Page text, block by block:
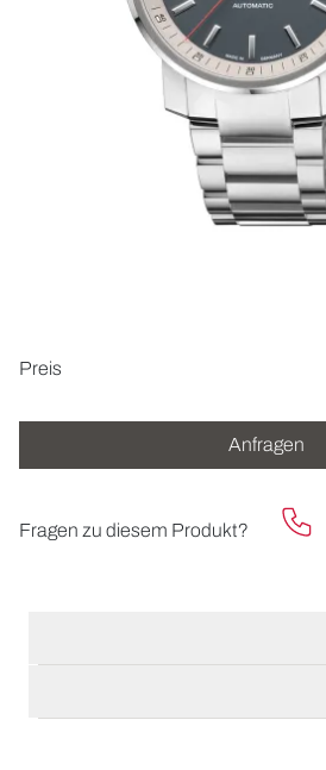
ÜBER UNS
Preis
Anfragen
Fragen zu diesem Produkt?